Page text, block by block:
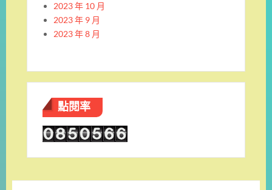
2023 年 10 月
2023 年 9 月
2023 年 8 月
點閱率